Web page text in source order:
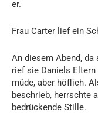
er.
Frau Carter lief ein
An diesem Abend,
rief sie Daniels
müde, aber höflich.
beschrieb, herrschte
bedrückende Stille.